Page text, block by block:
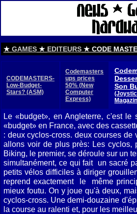
★ GAMES ★ EDITEURS ★ CODE
CODEMASTERS-
Low-Budget-
Stars? (ASM)
Codemasters
ups prices
50% (New
Computer
Express)
Son
Le «budget», en Angleterre, c'est
«budget» en France, avec des
: deux cyclos-cross. deux courses
allons voir de plus près: Les cyclos,
Biking, le premier, se déroule sur un
simultanément, ce qui fait un sacré
petits vélos difficiles à diriger
reprend exactement le même
mieux foutu. On y joue qu'à deux,
cyclos-cross. Une demi-douzaine
la course au ralenti et, pour les